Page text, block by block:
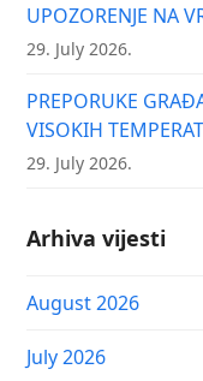
UPOZORENJE NA
29. July 2026.
PREPORUKE
VISOKIH
29. July 2026.
Arhiva vijesti
August 2026
July 2026